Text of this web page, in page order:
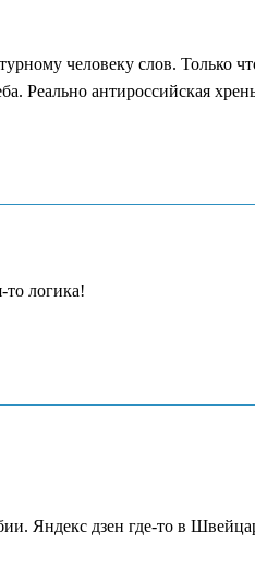
человеку слов. Только
Реально антироссийская
то логика!
Яндекс дзен где-то в